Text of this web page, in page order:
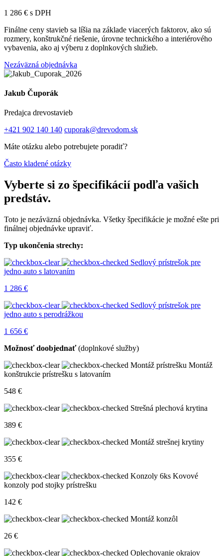
1 286 € s DPH
Finálne ceny stavieb sa líšia na základe viacerých faktorov, ako sú
rozmery, konštrukčné riešenie, úrovne technického a interiérového
vybavenia, ako aj výberu z doplnkových služieb.
Nezáväzná objednávka
Jakub Čuporák
Predajca drevostavieb
+421 902 140 140 cuporak@drevodom.sk
Máte otázku alebo potrebujete poradiť?
Často kladené otázky
Vyberte si zo špecifikácií podľa vašich
predstáv.
Toto je nezáväzná objednávka. Všetky špecifikácie je možné ešte pri
finálnej objednávke upraviť.
Typ ukončenia strechy:
Sedlový prístrešok pre
jedno auto s latovaním
1 286 €
Sedlový prístrešok pre
jedno auto s perodrážkou
1 656 €
Možnosť doobjednať(doplnkové služby)
Montáž prístrešku Montáž
konštrukcie prístrešku s latovaním
548 €
Strešná plechová krytina
389 €
Montáž strešnej krytiny
355 €
Konzoly 6ks Kovové
konzoly pod stojky prístrešku
142 €
Montáž konzôl
26 €
Oplechovanie okrajov